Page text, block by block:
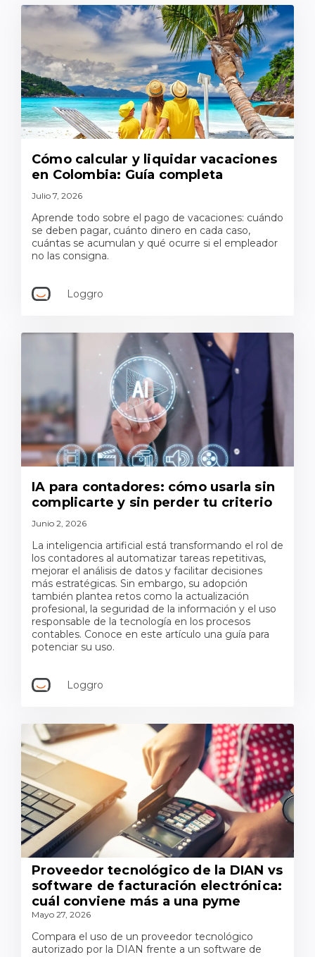
Cómo calcular y liquidar vacaciones
en Colombia: Guía completa
Julio 7, 2026
Aprende todo sobre el pago de vacaciones: cuándo
se deben pagar, cuánto dinero en cada caso,
cuántas se acumulan y qué ocurre si el empleador
no las consigna.
Loggro
IA para contadores: cómo usarla sin
complicarte y sin perder tu criterio
Junio 2, 2026
La inteligencia artificial está transformando el rol de
los contadores al automatizar tareas repetitivas,
mejorar el análisis de datos y facilitar decisiones
más estratégicas. Sin embargo, su adopción
también plantea retos como la actualización
profesional, la seguridad de la información y el uso
responsable de la tecnología en los procesos
contables. Conoce en este artículo una guía para
potenciar su uso.
Loggro
Proveedor tecnológico de la DIAN vs
software de facturación electrónica:
cuál conviene más a una pyme
Mayo 27, 2026
Compara el uso de un proveedor tecnológico
autorizado por la DIAN frente a un software de